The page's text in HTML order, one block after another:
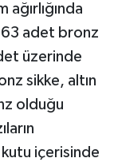
adet bronz
üzerinde
sikke, altın
olduğu
içerisinde